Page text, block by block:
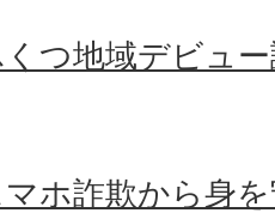
くつ地域デビュ
マホ詐欺から身